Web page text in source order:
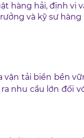
hàng hải, định vị
và kỹ sư
tải biển bền
nhu cầu lớn đối